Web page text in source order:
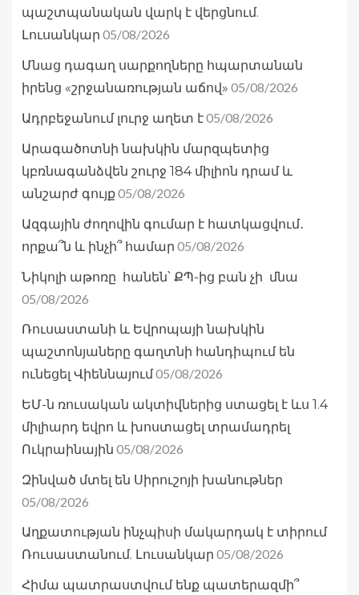
պաշտպանական վարկ է վերցնում.
Լուսանկար 05/08/2026
Մնաց դագաղ սարքողները հպարտանան
իրենց «շրջանառության աճով» 05/08/2026
Ադրբեջանում լուրջ աղետ է05/08/2026
Արագածոտնի նախկին մարզպետից
կբռնագանձվեն շուրջ 184 միլիոն դրամ և
անշարժ գույք05/08/2026
Ազգային ժողովին գումար է հատկացվում․
որքա՞ն և ինչի՞ համար 05/08/2026
Նիկոլի աթոռը հանեն՝ ՔՊ-ից բան չի մնա
05/08/2026
Ռուսաստանի և Եվրոպայի նախկին
պաշտոնյաները գաղտնի հանդիպում են
ունեցել Վիեննայում05/08/2026
ԵՄ-ն ռուսական ակտիվներից ստացել է ևս 1.4
միլիարդ եվրո և խոստացել տրամադրել
Ուկրաինային 05/08/2026
Զինված մտել են Սիրուշոյի խանութներ
05/08/2026
Աղքատության ինչպիսի մակարդակ է տիրում
Ռուսաստանում. Լուսանկար 05/08/2026
Հիմա պատրաստվում ենք պատերազմի՞